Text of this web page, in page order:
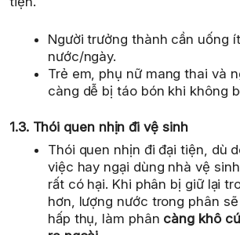
Người trưởng thành cần uống
nước/ngày.
Trẻ em, phụ nữ mang thai và
càng dễ bị táo bón khi không
1.3. Thói quen nhịn đi vệ sinh
Thói quen nhịn đi đại tiện, dù
việc hay ngại dùng nhà vệ
rất có hại. Khi phân bị giữ lại
hơn, lượng nước trong phân
hấp thụ, làm phân càng khô